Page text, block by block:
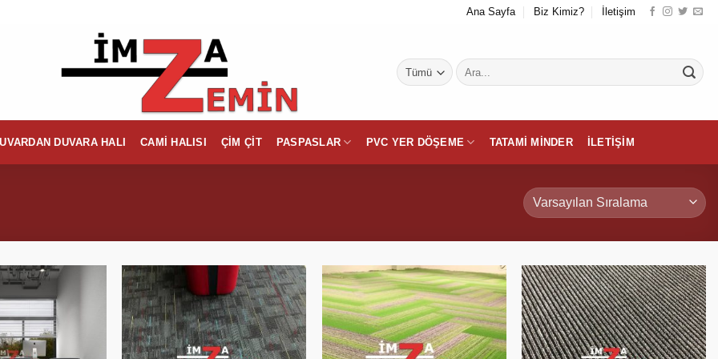
Ana Sayfa Biz Kimiz? İletişim
Ara:
DUVARA HALI CAMI HALISI ÇIM ÇIT PASPASLAR PVC YER DÖŞEME TATAMI MINDER İLETIŞIM